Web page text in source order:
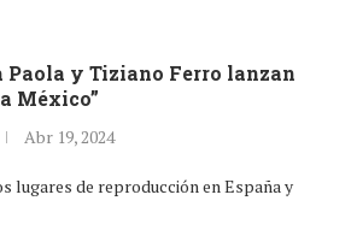
Paola y Tiziano Ferro lanzan
México”
Abr 19, 2024
lugares de reproducción en España y